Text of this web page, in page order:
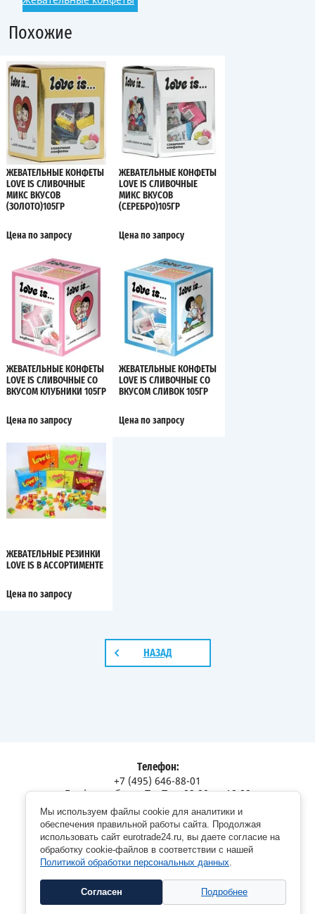
Мы используем файлы cookie для аналитики и
обеспечения правильной работы сайта. Продолжая
использовать сайт eurotrade24.ru, вы даете согласие на
обработку cookie-файлов в соответствии с нашей
Политикой обработки персональных данных.
Согласен Подробнее
Похожие
ЖЕВАТЕЛЬНЫЕ КОНФЕТЫ
LOVE IS СЛИВОЧНЫЕ
МИКС ВКУСОВ
(ЗОЛОТО)105ГР
Цена по запросу
ЖЕВАТЕЛЬНЫЕ КОНФЕТЫ
LOVE IS СЛИВОЧНЫЕ
МИКС ВКУСОВ
(СЕРЕБРО)105ГР
Цена по запросу
ЖЕВАТЕЛЬНЫЕ КОНФЕТЫ
LOVE IS СЛИВОЧНЫЕ СО
ВКУСОМ КЛУБНИКИ 105ГР
Цена по запросу
ЖЕВАТЕЛЬНЫЕ КОНФЕТЫ
LOVE IS СЛИВОЧНЫЕ СО
ВКУСОМ СЛИВОК 105ГР
Цена по запросу
ЖЕВАТЕЛЬНЫЕ РЕЗИНКИ
LOVE IS В АССОРТИМЕНТЕ
Цена по запросу
НАЗАД
Телефон:
+7 (495) 646-88-01
График работы: Пн-Пт с 09:00 до 18:00
Адрес:
Московская обл., г. Долгопрудный, Дорожный пр., 12